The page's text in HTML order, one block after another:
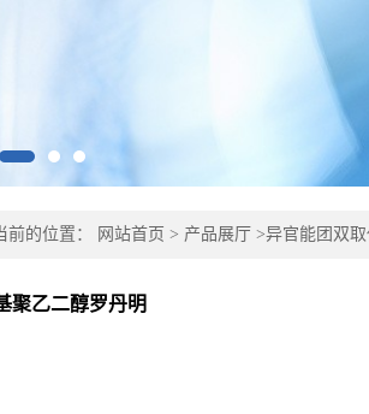
前的位置： 网站首页 > 产品展厅 >异官能团双
聚乙二醇罗丹明